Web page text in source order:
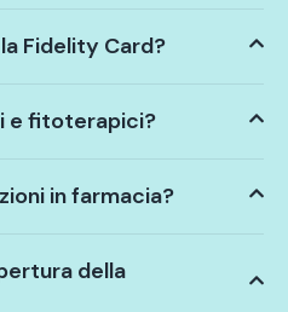
Fidelity Card?
e fitoterapici?
in farmacia?
della